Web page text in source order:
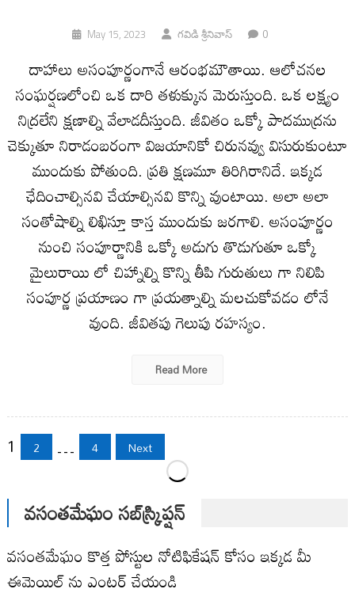
May 15, 2023 గవిడి శ్రీనివాస్ 0
దాహాలు అసంపూర్ణంగానే ఆరంభమౌతాయి. ఆలోచనల
సంఘర్షణలోంచి ఒక దారి తళుక్కున మెరుస్తుంది. ఒక లక్ష్యం
నిద్రలేని క్షణాల్ని వేలాడదీస్తుంది. జీవితం ఒక్కో పాదముద్రను
చెక్కుతూ నిరాడంబరంగా విజయానికో చిరునవ్వు విసురుకుంటూ
ముందుకు పోతుంది. ప్రతి క్షణమూ తిరిగిరానిదే. ఇక్కడ
ఛేదించాల్సినవి చేయాల్సినవి కొన్ని వుంటాయి. అలా అలా
సంతోషాల్ని లిఖిస్తూ కాస్త ముందుకు జరగాలి. అసంపూర్ణం
నుంచి సంపూర్ణానికి ఒక్కో అడుగు తొడుగుతూ ఒక్కో
మైలురాయి లో చిహ్నాల్ని కొన్ని తీపి గురుతులు గా నిలిపి
సంపూర్ణ ప్రయాణం గా ప్రయత్నాల్ని మలచుకోవడం లోనే
వుంది. జీవితపు గెలుపు రహస్యం.
Read More
Posts
pagination
1 2 … 4 Next
వసంతమేఘం సబ్‌స్క్రిప్షన్
వసంతమేఘం కొత్త పోస్టుల నోటిఫికేషన్ కోసం ఇక్కడ మీ
ఈమెయిల్ ను ఎంటర్ చేయండి